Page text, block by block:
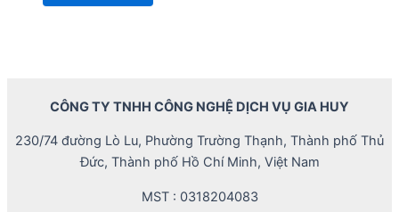
CÔNG TY TNHH CÔNG NGHỆ DỊCH VỤ GIA HUY
230/74 đường Lò Lu, Phường Trường Thạnh, Thành phố Thủ
Đức, Thành phố Hồ Chí Minh, Việt Nam
MST : 0318204083